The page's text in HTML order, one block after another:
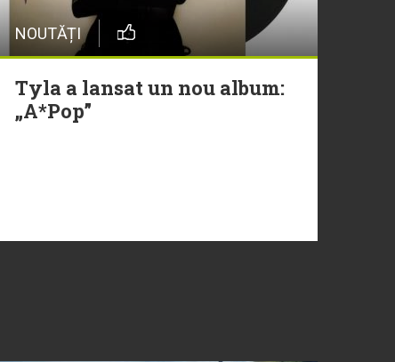
NOUTĂȚI
Tyla a lansat un nou album:
„A*Pop”